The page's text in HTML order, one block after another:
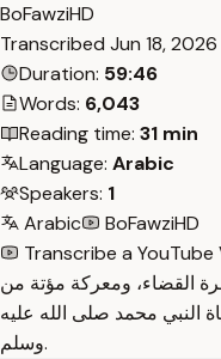
BoFawziHD
Transcribed Jun 18, 2026
Duration: 59:46
Words: 6,043
Reading time: 31 min
Language: Arabic
Speakers: 1
Arabic
BoFawziHD
Transcribe a YouTube
القضاء، ومعركة مؤتة من
النبي محمد صلى الله عليه
وسلم.